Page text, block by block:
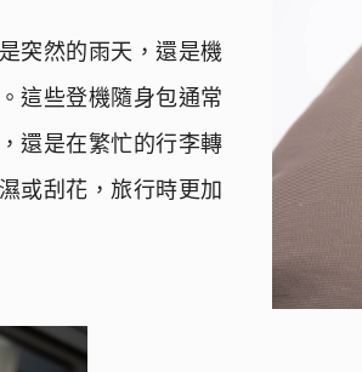
突然的雨天，還是機
這些登機隨身包通常
還是在繁忙的行李轉
或刮花，旅行時更加